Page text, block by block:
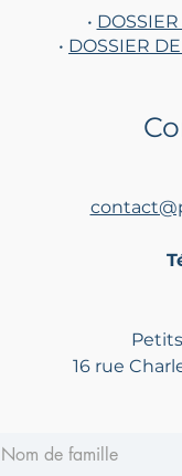
•
• DOSSIER
16 rue